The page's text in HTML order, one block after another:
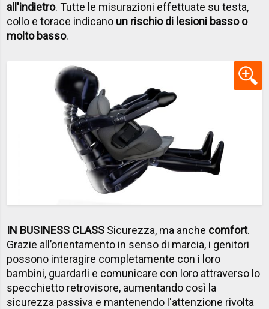
all'indietro. Tutte le misurazioni effettuate su testa,
collo e torace indicano un rischio di lesioni basso o
molto basso.
IN BUSINESS CLASS Sicurezza, ma anche comfort.
Grazie all’orientamento in senso di marcia, i genitori
possono interagire completamente con i loro
bambini, guardarli e comunicare con loro attraverso lo
specchietto retrovisore, aumentando così la
sicurezza passiva e mantenendo l'attenzione rivolta